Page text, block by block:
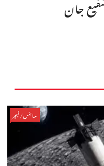
سائنس/فیچر